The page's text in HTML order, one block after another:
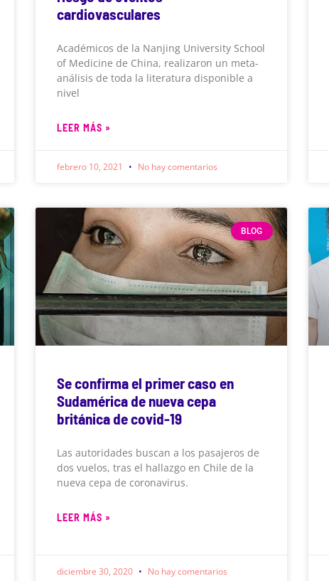
cardiovasculares
Académicos de la Nanjing University School
of Medicine de China, realizaron un meta-
análisis de toda la literatura disponible a
nivel
LEER MÁS »
febrero 10, 2021 No hay comentarios
BLOG
Se confirma el primer caso en
Sudamérica de nueva cepa
británica de covid-19
Las autoridades buscan a los pasajeros de
dos vuelos, tras el hallazgo en Chile de la
nueva cepa de coronavirus.
LEER MÁS »
diciembre 30, 2020 No hay comentarios